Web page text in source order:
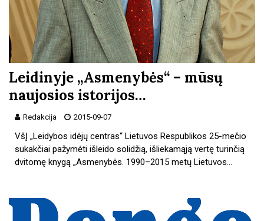
Leidinyje „Asmenybės“ – mūsų
naujosios istorijos…
Redakcija 2015-09-07
VšĮ „Leidybos idėjų centras“ Lietuvos Respublikos 25-mečio
sukakčiai pažymėti išleido solidžią, išliekamąją vertę turinčią
dvitomę knygą „Asmenybės. 1990–2015 metų Lietuvos…